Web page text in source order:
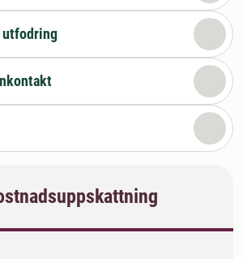
utfodring